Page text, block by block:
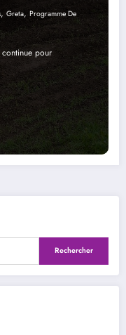
, Greta,Programme De
continue pour
Rechercher